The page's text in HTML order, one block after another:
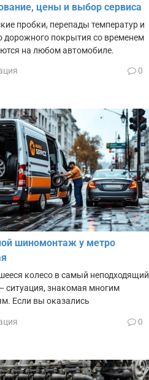
цены и выбор сервиса
пробки, перепады температур и
дорожного покрытия со временем
на любом автомобиле.
0
шиномонтаж у метро
колесо в самый неподходящий
ситуация, знакомая многим
Если вы оказались
0